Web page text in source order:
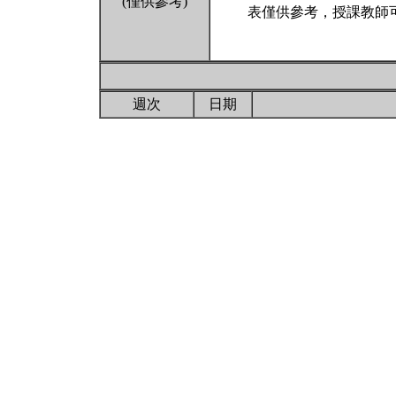
表僅供參考，授課教師
週次 日期